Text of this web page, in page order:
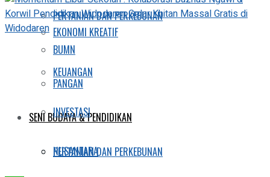
PERTANIAN DAN PERKEBUNAN
BUMN
PANGAN
SENI BUDAYA & PENDIDIKAN
NUSANTARA
EKONOMI KREATIF
KEUANGAN
INVESTASI
PERTANIAN DAN PERKEBUNAN